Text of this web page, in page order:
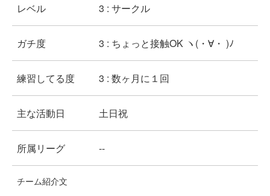
レベル 3 : サークル
ガチ度 3 : ちょっと接触OK ヽ(・∀・ )ﾉ
練習してる度 3 : 数ヶ月に１回
主な活動日 土日祝
所属リーグ --
チーム紹介文